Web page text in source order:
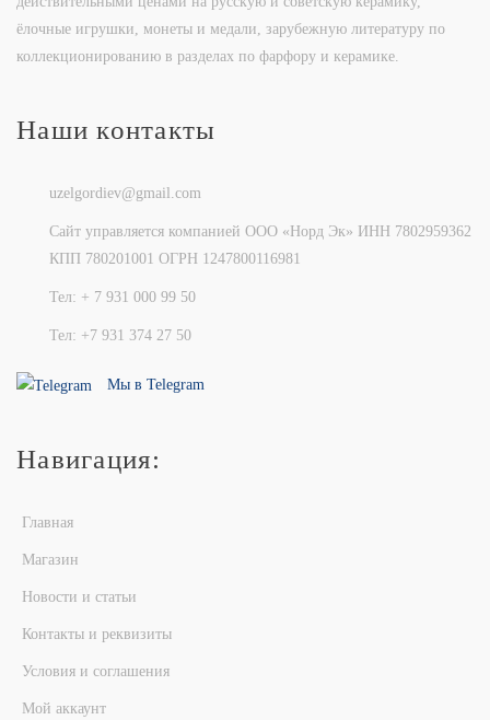
ёлочные игрушки, монеты и медали, зарубежную литературу по
коллекционированию в разделах по фарфору и керамике.
Наши контакты
uzelgordiev@gmail.com
Сайт управляется компанией ООО «Норд Эк» ИНН 7802959362
КПП 780201001 ОГРН 1247800116981
Тел: + 7 931 000 99 50
Тел: +7 931 374 27 50
Мы в Telegram
Навигация:
Главная
Магазин
Новости и статьи
Контакты и реквизиты
Условия и соглашения
Мой аккаунт